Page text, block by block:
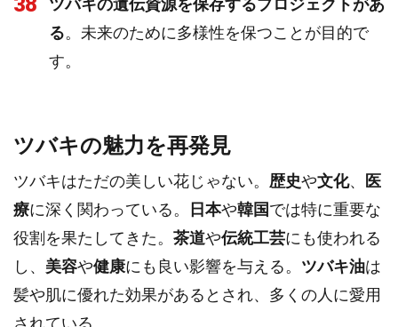
ツバキの遺伝資源を保存するプロジェクトがあ
る。未来のために多様性を保つことが目的で
す。
ツバキの魅力を再発見
ツバキはただの美しい花じゃない。 歴史や文化、
医
療に深く関わっている。 日本や韓国では特に重要な
役割を果たしてきた。 茶道や伝統工芸にも使われる
し、 美容や健康にも良い影響を与える。 ツバキ油は
髪や肌に優れた効果があるとされ、多くの人に愛用
されている。